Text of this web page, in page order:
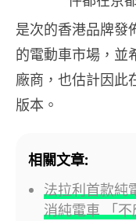
是次的香港品牌發
的電動車市場，並
廠商，也估計因此
版本。
相關文章:
法拉利首款純
消純電車 「